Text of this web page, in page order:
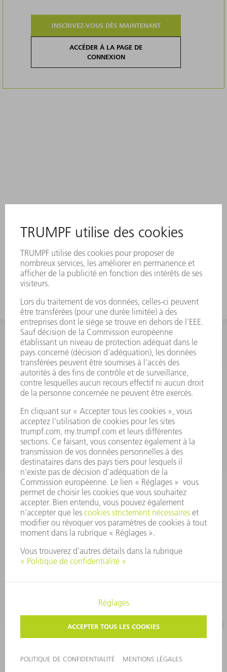
INSCRIVEZ-VOUS DÈS MAINTENANT
ACCÉDER À LA PAGE DE
CONNEXION
INFORMATION
Foire aux questions
Termes et conditions
CONTACT
01 48 17 37 73
Lun - Jeu 08:00h - 16:30h
Ven 08:00h - 12:30h
outillages@fr.TRUMPF.com
CONTACT
Pièces Détachées
01 48 17 37 57
Lun – Ven 8:30h - 17:30h
pieces.detachees@trumpf.com
MENTIONS LÉGALES
PROTECTION DES DONNÉES PERSONNELLES
COPYRIGHT ET DROIT DES MARQUES
CONDITIONS D'UTILISATION
© 2026 TRUMPF